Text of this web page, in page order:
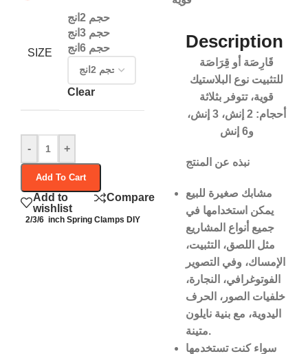
Description
قَارِصَة أو قِرَاصَة
للتثبيت نوع البلاستيك
قوية، تتوفر بثلاثة
أحجام: 2 إنش، 3 إنش،
و6 إنش
نبذه عن المنتج
مشابك صغيرة للبيع
يمكن استخدامها في
جميع أنواع المشاريع
مثل اللصق، التثبيت،
الإمساك، وفي التصوير
الفوتوغرافي، النجارة،
خلفيات الصور، الحرف
اليدوية، مع بنية نايلون
متينة.
سواء كنت تستخدمها
SIZE
حجم 2انج
حجم 3انج
حجم 6انج
Clear
- +
Add To Cart
Add to
wishlist
Compare
2/3/6 inch Spring Clamps DIY